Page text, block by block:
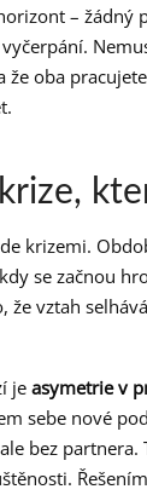
– žádný
že oba
krizemi.
se začnou
že vztah
je asymetrie v
sebe nové
bez